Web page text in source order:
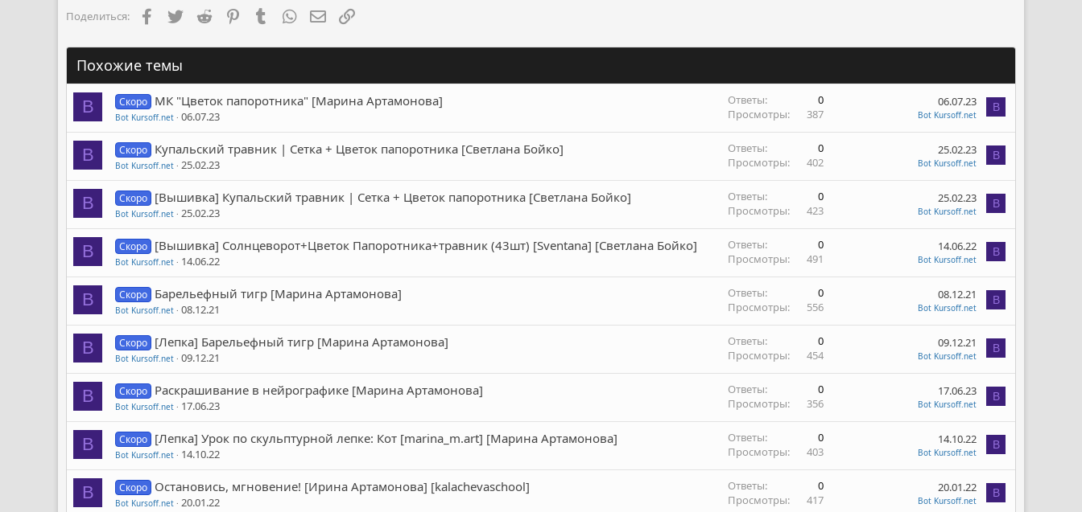
Поделиться: FacebookTwitter Reddit PinterestTumblr WhatsAppЭлектронная почта
Похожие темы
B Скоро МК "Цветок папоротника" [Марина Артамонова]
Bot Kursoff.net 06.07.23
Ответы
0
Просмотры
387
06.07.23
Bot Kursoff.net
B
B Скоро Купальский травник | Сетка + Цветок папоротника [Светлана Бойко]
Bot Kursoff.net 25.02.23
Ответы
0
Просмотры
402
25.02.23
Bot Kursoff.net
B
B Скоро [Вышивка] Купальский травник | Сетка + Цветок папоротника [Светлана Бойко]
Bot Kursoff.net 25.02.23
Ответы
0
Просмотры
423
25.02.23
Bot Kursoff.net
B
B Скоро [Вышивка] Солнцеворот+Цветок Папоротника+травник (43шт) [Sventana] [Светлана Бойко]
Bot Kursoff.net 14.06.22
Ответы
0
Просмотры
491
14.06.22
Bot Kursoff.net
B
B Скоро Барельефный тигр [Марина Артамонова]
Bot Kursoff.net 08.12.21
Ответы
0
Просмотры
556
08.12.21
Bot Kursoff.net
B
B Скоро [Лепка] Барельефный тигр [Марина Артамонова]
Bot Kursoff.net 09.12.21
Ответы
0
Просмотры
454
09.12.21
Bot Kursoff.net
B
B Скоро Раскрашивание в нейрографике [Марина Артамонова]
Bot Kursoff.net 17.06.23
Ответы
0
Просмотры
356
17.06.23
Bot Kursoff.net
B
B Скоро [Лепка] Урок по скульптурной лепке: Кот [marina_m.art] [Марина Артамонова]
Bot Kursoff.net 14.10.22
Ответы
0
Просмотры
403
14.10.22
Bot Kursoff.net
B
B Скоро Остановись, мгновение! [Ирина Артамонова] [kalachevaschool]
Bot Kursoff.net 20.01.22
Ответы
0
Просмотры
417
20.01.22
Bot Kursoff.net
B